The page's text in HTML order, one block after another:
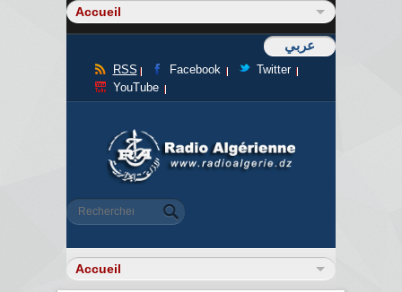
عربي
RSS Facebook
Twitter
YouTube
Formulaire de recherche
Rechercher